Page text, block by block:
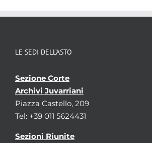
LE SEDI DELL’ASTO
Sezione Corte
Archivi Juvarriani
Piazza Castello, 209
Tel: +39 011 5624431
Sezioni Riunite